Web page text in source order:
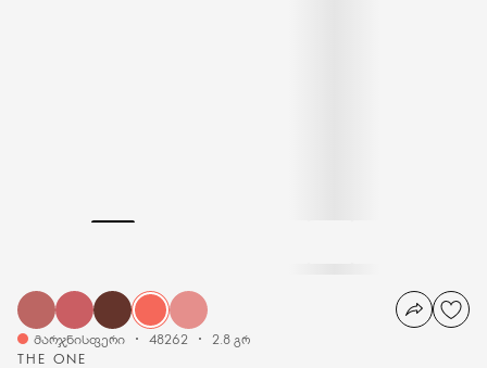
THE ONE
მარჯნისფერი 48262 2.8 გრ